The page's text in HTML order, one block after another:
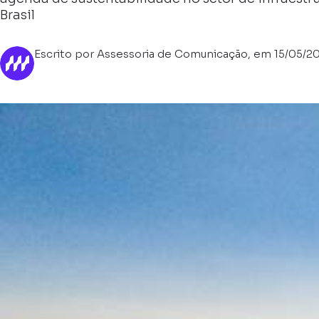
Brasil
Escrito por Assessoria de Comunicação, em 15/05/